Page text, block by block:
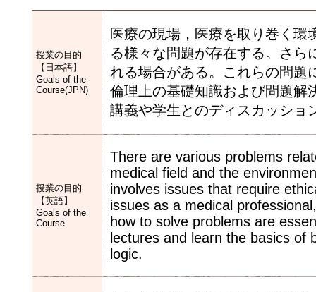
授業の目的
【日本語】
Goals of the
Course(JPN)
医療の現場，医療を取り巻く環
る様々な問題が存在する。さら
れる場合がある。これらの問題
倫理上の基礎知識および問題解
講義や学生とのディスカッショ
授業の目的
【英語】
Goals of the
Course
There are various problems
medical field and the
involves issues that require
issues as a medical
how to solve problems are
lectures and learn the basics of
logic.